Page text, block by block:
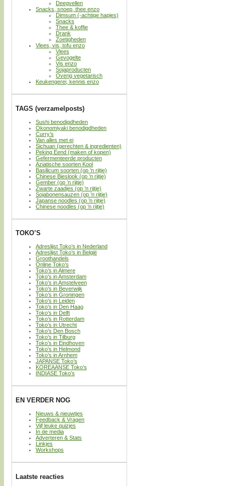
Deegvellen
Snacks, snoep, thee enzo
Dimsum (-achtige hapjes)
Snacks
Thee & koffie
Drank
Zoetigheden
Vlees, vis, tofu enzo
Vlees
Gevogelte
Vis enzo
Sojaproducten
Overig vegetarisch
Keukengerei, kennis enzo
TAGS (verzamelposts)
Sushi benodigdheden
Okonomiyaki benodigdheden
Curry’s
Van alles met ei
Sichuan (gerechten & ingredienten)
Peking Eend (maken of kopen)
Gefermenteerde producten
Aziatische soorten Kool
Basilicum soorten (op ’n rijtje)
Chinese Bieslook (op ’n rijtje)
Gember (op ’n rijtje)
Zwarte zaadjes (op ’n rijtje)
Sojabonensauzen (op ’n rijtje)
Japanse noodles (op ’n rijtje)
Chinese noodles (op ’n rijtje)
TOKO’S
Adreslijst Toko’s in Nederland
Adreslijst Toko’s in België
Groothandels
Online Toko’s
Toko’s in Almere
Toko’s in Amsterdam
Toko’s in Amstelveen
Toko’s in Beverwijk
Toko’s in Groningen
Toko’s in Leiden
Toko’s in Den Haag
Toko’s in Delft
Toko’s in Rotterdam
Toko’s in Utrecht
Toko’s Den Bosch
Toko’s in Tilburg
Toko’s in Eindhoven
Toko’s in Helmond
Toko’s in Arnhem
JAPANSE Toko’s
KOREAANSE Toko’s
INDIASE Toko’s
EN VERDER NOG
Nieuws & nieuwtjes
Feedback & Vragen
Vijf leuke quizjes
In de media
Adverteren & Stats
Linkjes
Workshops
Laatste reacties